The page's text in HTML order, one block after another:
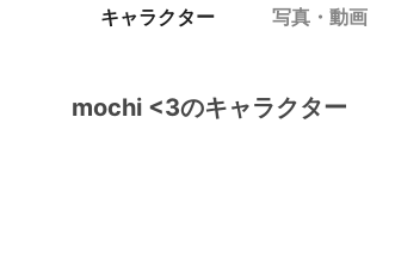
キャラクター 写真・動画
mochi <3のキャラクター